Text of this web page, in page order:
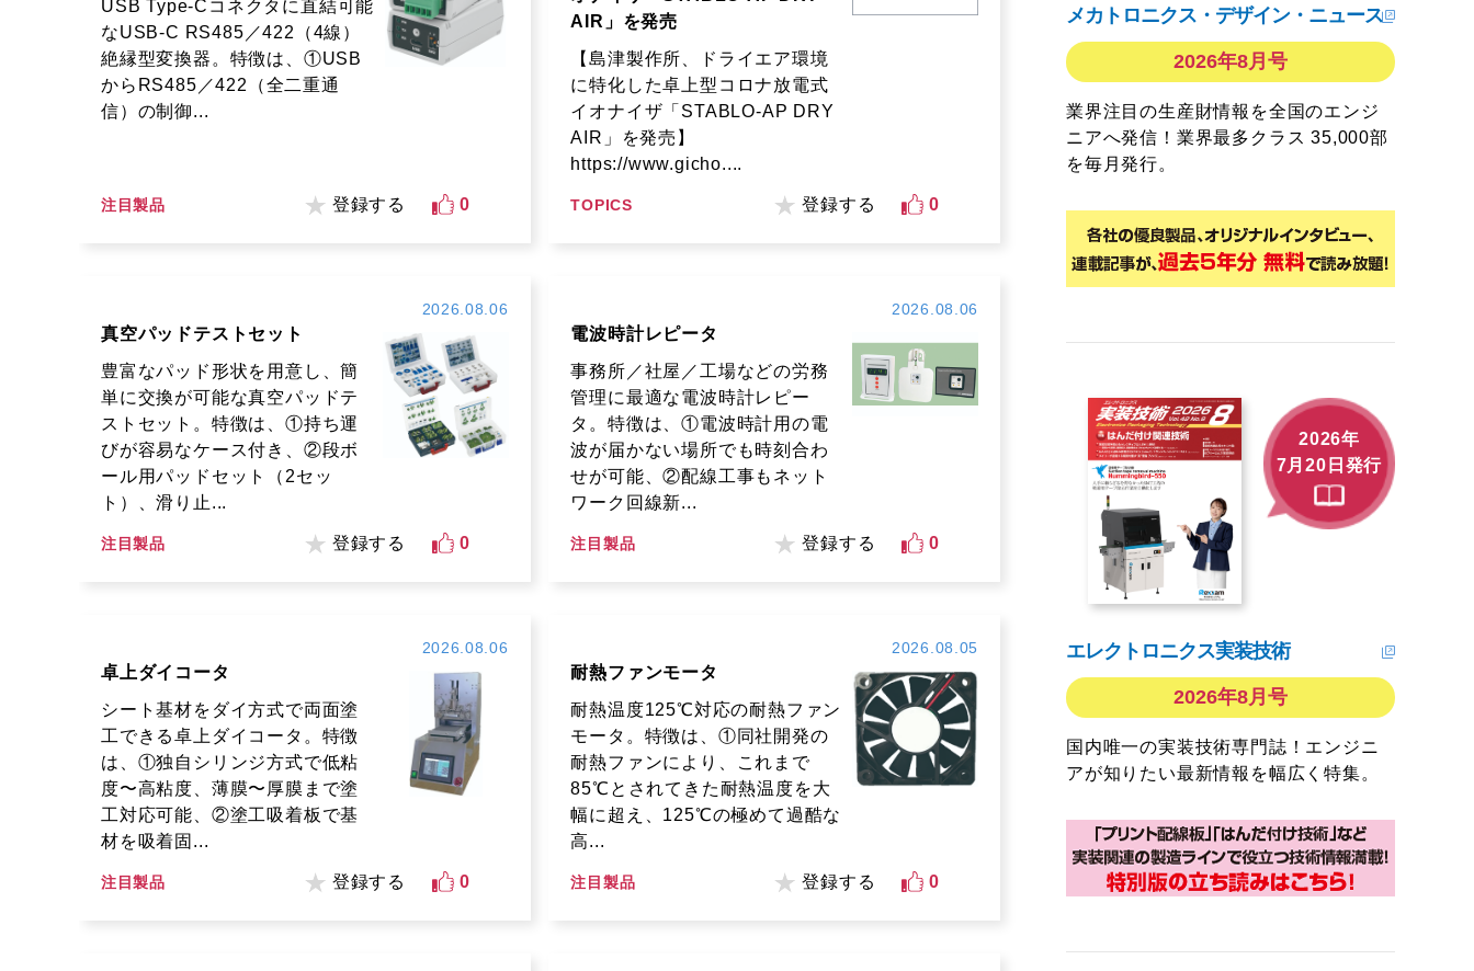
USB Type-Cコネクタに直結可能
なUSB-C RS485／422（4線）
絶縁型変換器。特徴は、①USB
からRS485／422（全二重通
信）の制御...
注目製品 登録する 0
AIR」を発売
【島津製作所、ドライエア環境
に特化した卓上型コロナ放電式
イオナイザ「STABLO-AP DRY
AIR」を発売】
https://www.gicho....
TOPICS 登録する 0
2026.08.06
真空パッドテストセット
豊富なパッド形状を用意し、簡
単に交換が可能な真空パッドテ
ストセット。特徴は、①持ち運
びが容易なケース付き、②段ボ
ール用パッドセット（2セッ
ト）、滑り止...
注目製品 登録する 0
2026.08.06
電波時計レピータ
事務所／社屋／工場などの労務
管理に最適な電波時計レピー
タ。特徴は、①電波時計用の電
波が届かない場所でも時刻合わ
せが可能、②配線工事もネット
ワーク回線新...
注目製品 登録する 0
2026.08.06
卓上ダイコータ
シート基材をダイ方式で両面塗
工できる卓上ダイコータ。特徴
は、①独自シリンジ方式で低粘
度〜高粘度、薄膜〜厚膜まで塗
工対応可能、②塗工吸着板で基
材を吸着固...
注目製品 登録する 0
2026.08.05
耐熱ファンモータ
耐熱温度125℃対応の耐熱ファン
モータ。特徴は、①同社開発の
耐熱ファンにより、これまで
85℃とされてきた耐熱温度を大
幅に超え、125℃の極めて過酷な
高...
注目製品 登録する 0
メカトロニクス・デザイン・ニュース
2026年8月号
業界注目の生産財情報を全国のエンジ
ニアへ発信！業界最多クラス 35,000部
を毎月発行。
2026年
7月20日発行
エレクトロニクス実装技術
2026年8月号
国内唯一の実装技術専門誌！エンジニ
アが知りたい最新情報を幅広く特集。